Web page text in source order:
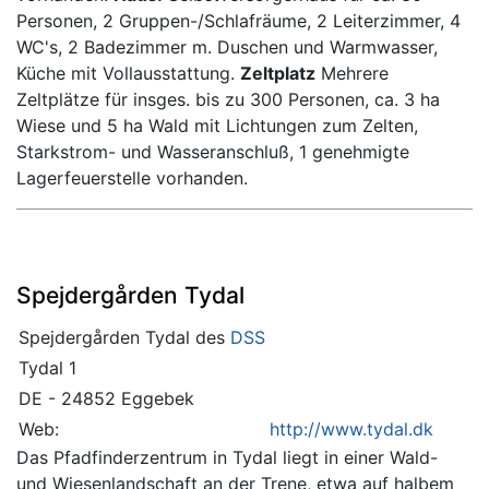
Personen, 2 Gruppen-/Schlafräume, 2 Leiterzimmer, 4
WC's, 2 Badezimmer m. Duschen und Warmwasser,
Küche mit Vollausstattung. Zeltplatz Mehrere
Zeltplätze für insges. bis zu 300 Personen, ca. 3 ha
Wiese und 5 ha Wald mit Lichtungen zum Zelten,
Starkstrom- und Wasseranschluß, 1 genehmigte
Lagerfeuerstelle vorhanden.
Spejdergården Tydal
Spejdergården Tydal des DSS
Tydal 1
DE - 24852 Eggebek
Web:
http://www.tydal.dk
Das Pfadfinderzentrum in Tydal liegt in einer Wald-
und Wiesenlandschaft an der Trene, etwa auf halbem